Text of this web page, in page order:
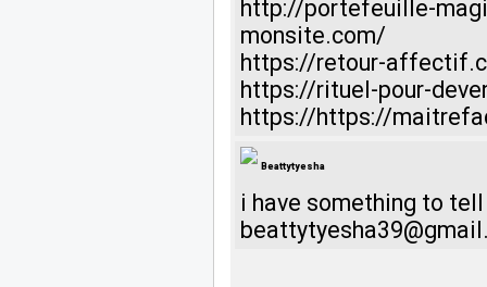
http://portefeuille-
monsite.com/
https://retour-
https://rituel-pour-
https://https://
Beattytyesha
i have something to